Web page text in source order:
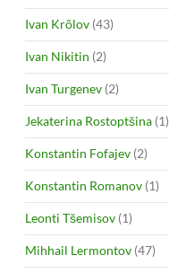
Ivan Krõlov (43)
Ivan Nikitin (2)
Ivan Turgenev (2)
Jekaterina Rostoptšina (1)
Konstantin Fofajev (2)
Konstantin Romanov (1)
Leonti Tšemisov (1)
Mihhail Lermontov (47)